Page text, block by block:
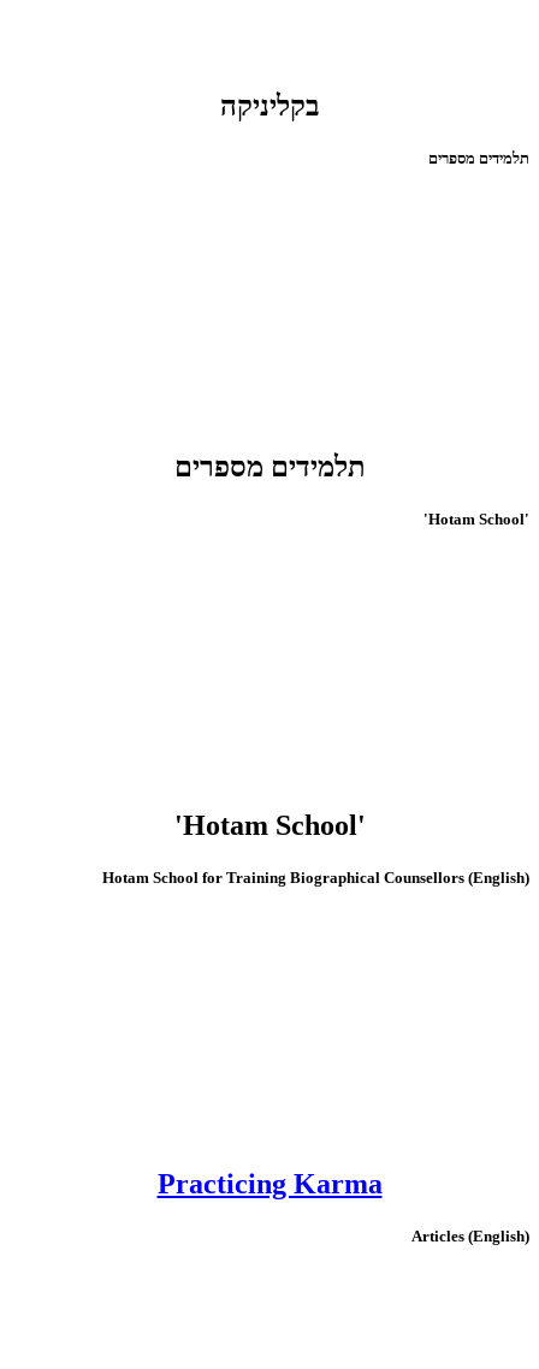
בקליניקה
תלמידים מספרים
תלמידים מספרים
'Hotam School'
'Hotam School'
(English) Hotam School for Training Biographical Counsellors
Practicing Karma
(English) Articles